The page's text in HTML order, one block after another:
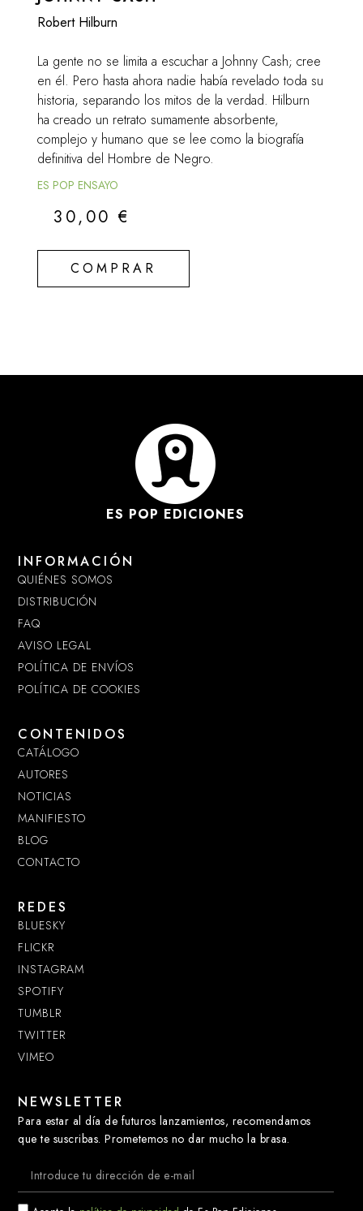
Robert Hilburn
La gente no se limita a escuchar a Johnny Cash; cree
en él. Pero hasta ahora nadie había revelado toda su
historia, separando los mitos de la verdad. Hilburn
ha creado un retrato sumamente absorbente,
complejo y humano que se lee como la biografía
definitiva del Hombre de Negro.
ES POP ENSAYO
30,00€
COMPRAR
ES POP EDICIONES
INFORMACIÓN
QUIÉNES SOMOS
DISTRIBUCIÓN
FAQ
AVISO LEGAL
POLÍTICA DE ENVÍOS
POLÍTICA DE COOKIES
CONTENIDOS
CATÁLOGO
AUTORES
NOTICIAS
MANIFIESTO
BLOG
CONTACTO
REDES
BLUESKY
FLICKR
INSTAGRAM
SPOTIFY
TUMBLR
TWITTER
VIMEO
NEWSLETTER
Para estar al día de futuros lanzamientos, recomendamos
que te suscribas. Prometemos no dar mucho la brasa.